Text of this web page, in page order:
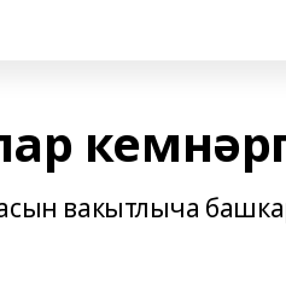
вакытлыча